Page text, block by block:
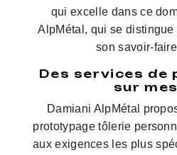
qui excelle dans ce
AlpMétal, qui se
son savoir-
Des services
sur
Damiani AlpMétal
prototypage tôlerie
aux exigences les plus